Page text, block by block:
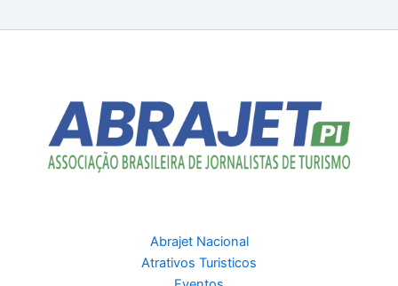
Abrajet Nacional
Atrativos Turisticos